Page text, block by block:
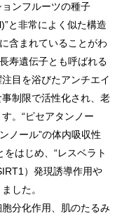
ンフルーツの種子
と非常によく似た構造
含まれていることがわ
寿遺伝子とも呼ばれる
目を浴びたアンチエイ
制限で活性化され、老
。“ピセアタンノー
ノール”の体内吸収性
はじめ、“レスベラト
）発現誘導作用や
した。
分化作用、肌のたるみ